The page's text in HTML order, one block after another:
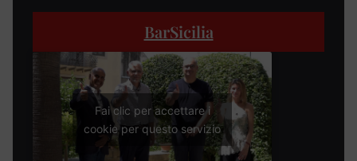
BarSicilia
Fai clic per accettare i
cookie per questo servizio